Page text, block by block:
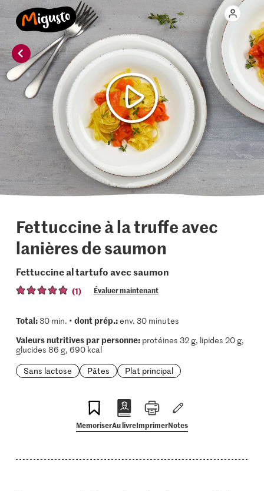
Fettuccine à la truffe avec
lanières de saumon
Fettuccine al tartufo avec saumon
(1) Évaluer maintenant
Total:30 min. • dont prép.:env. 30 minutes
Valeurs nutritives par personne:protéines 32 g, lipides 20 g,
glucides 86 g, 690 kcal
Sans lactose
Pâtes Plat principal
MemoriserAu livreImprimerNotes